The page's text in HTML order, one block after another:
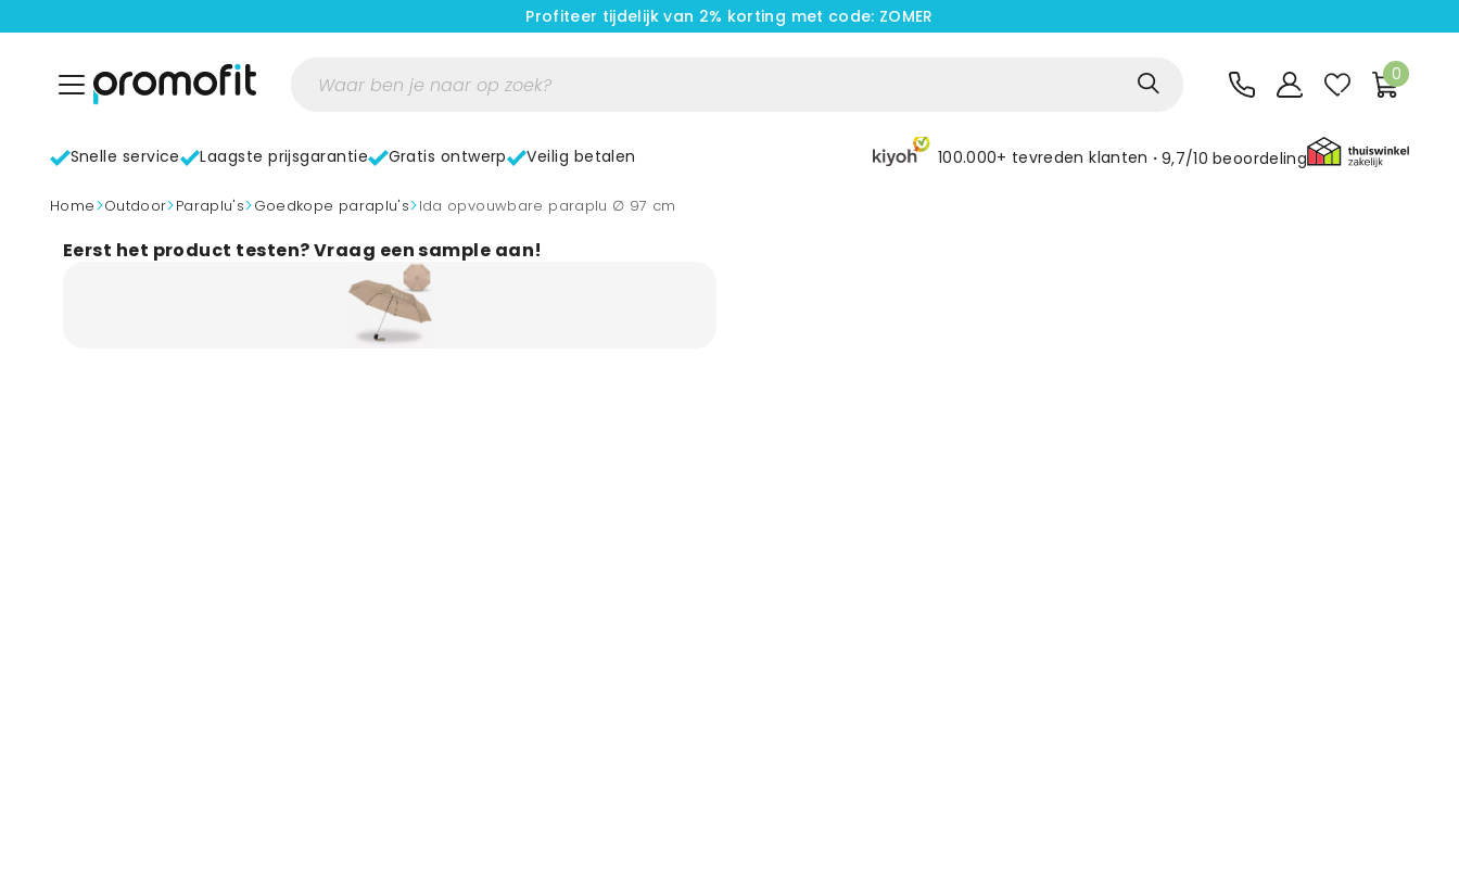
Profiteer tijdelijk van 2% korting met code: ZOMER
0
Snelle service Laagste prijsgarantie Gratis ontwerp Veilig betalen 100.000+ tevreden klanten 9,7/10 beoordeling
home> Outdoor> Paraplu's> Goedkope paraplu's> Ida opvouwbare paraplu ∅ 97 cm
Eerst het product testen? Vraag een sample aan!